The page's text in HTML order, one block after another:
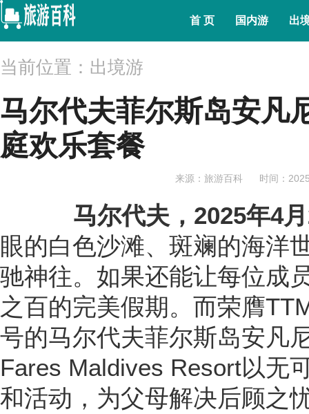
首 页 国内游 出
当前位置：出境游
马尔代夫菲尔斯岛安凡
庭欢乐套餐
来源：旅游百科 时间：
马尔代夫，2025年4
眼的白色沙滩、斑斓的海洋
驰神往。如果还能让每位成
之百的完美假期。而荣膺
号的马尔代夫菲尔斯岛安凡
Fares Maldives Resort以无
和活动，为父母解决后顾之